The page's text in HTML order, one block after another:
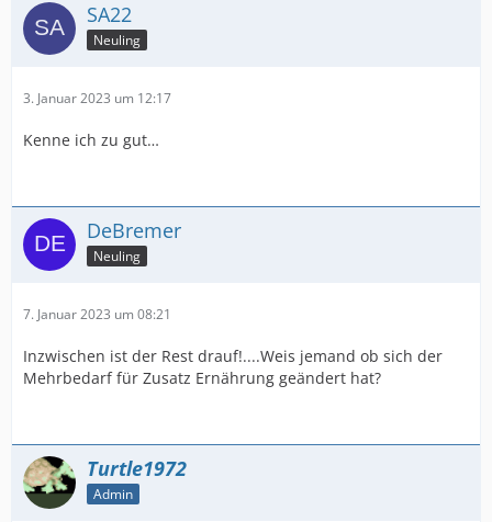
SA22
Neuling
3. Januar 2023 um 12:17
Kenne ich zu gut…
DeBremer
Neuling
7. Januar 2023 um 08:21
Inzwischen ist der Rest drauf!....Weis jemand ob sich der
Mehrbedarf für Zusatz Ernährung geändert hat?
Turtle1972
Admin